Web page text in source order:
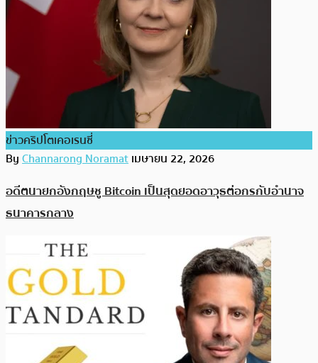
ข่าวคริปโตเคอเรนซี่
ByChannarong Noramatเมษายน 22, 2026
อดีตนายกอังกฤษชู Bitcoin เป็นสุดยอดอาวุธต่อกรกับอำนาจ
ธนาคารกลาง